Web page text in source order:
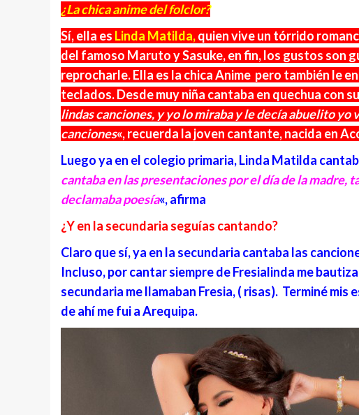
¿La chica anime del folclor?
Sí, ella es Linda Matilda,quien vive un tórrido
del famoso Maruto y Sasuke, en fin, los gustos son
reprocharle. Ella es la chica Anime pero también le
teclados. Desde muy niña cantaba en quechua con
lindas canciones, y yo lo miraba y le decía abuelito yo
canciones«, recuerda la joven cantante, nacida en
Luego ya en el colegio primaria, Linda Matilda
cantaba en las presentaciones por el día de la madre,
declamaba poesía«, afirma
¿Y en la secundaria seguías cantando?
Claro que sí, ya en la secundaria cantaba las
Incluso, por cantar siempre de Fresialinda me
secundaria me llamaban Fresia, ( risas). Terminé
de ahí me fui a Arequipa.